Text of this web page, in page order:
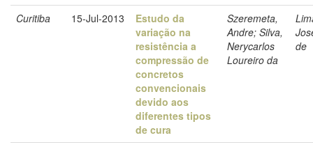
Curitiba 15-Jul-2013
Estudo da
variação na
resistência a
compressão de
concretos
convencionais
devido aos
diferentes tipos
de cura
Szeremeta,
Andre; Silva,
Nerycarlos
Loureiro da
de